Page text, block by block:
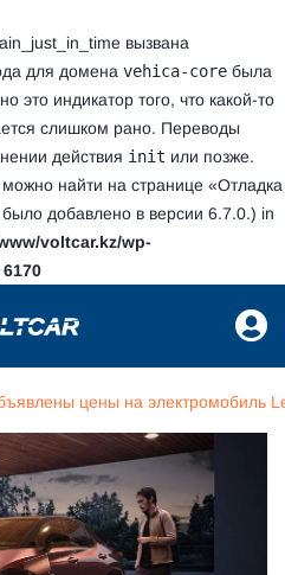
вызвана
для домена vehica-core была
индикатор того, что какой-то
слишком рано. Переводы
действия init или позже.
найти на странице «Отладка
добавлено в версии 6.7.0.) in
voltcar.kz/wp-
6170
цены на электромобиль